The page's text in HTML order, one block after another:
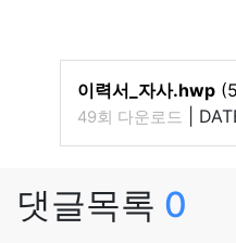
이력서_자사.hwp
49회 다운로드
댓글목록 0